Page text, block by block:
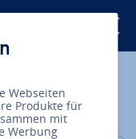
Webseiten
Produkte für
mit
Werbung